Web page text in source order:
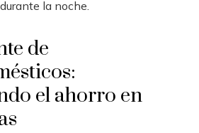
la noche.
de
el ahorro en